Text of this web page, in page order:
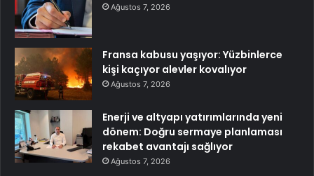
Ağustos 7, 2026
Fransa kabusu yaşıyor: Yüzbinlerce
kişi kaçıyor alevler kovalıyor
Ağustos 7, 2026
Enerji ve altyapı yatırımlarında yeni
dönem: Doğru sermaye planlaması
rekabet avantajı sağlıyor
Ağustos 7, 2026